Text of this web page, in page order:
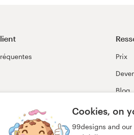
Cookies, on
99designs and
Prix
Blog